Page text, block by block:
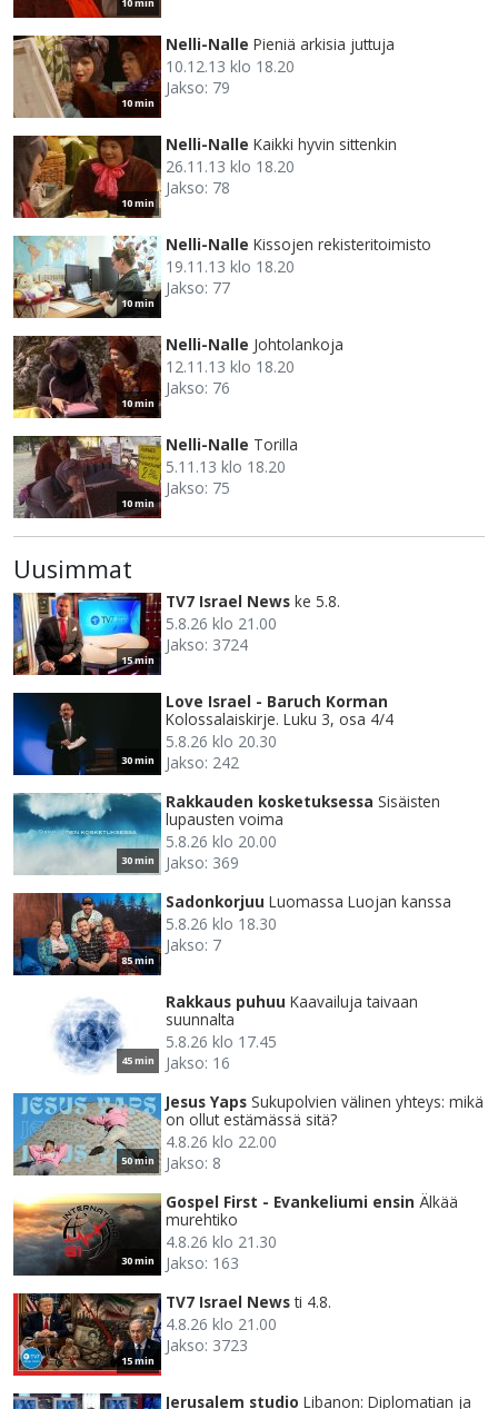
10 min
10 min
Nelli-Nalle Pieniä arkisia juttuja
10.12.13 klo 18.20
Jakso: 79
10 min
Nelli-Nalle Kaikki hyvin sittenkin
26.11.13 klo 18.20
Jakso: 78
10 min
Nelli-Nalle Kissojen rekisteritoimisto
19.11.13 klo 18.20
Jakso: 77
10 min
Nelli-Nalle Johtolankoja
12.11.13 klo 18.20
Jakso: 76
10 min
Nelli-Nalle Torilla
5.11.13 klo 18.20
Jakso: 75
Uusimmat
15 min
TV7 Israel News ke 5.8.
5.8.26 klo 21.00
Jakso: 3724
30 min
Love Israel - Baruch Korman
Kolossalaiskirje. Luku 3, osa 4/4
5.8.26 klo 20.30
Jakso: 242
30 min
Rakkauden kosketuksessa Sisäisten
lupausten voima
5.8.26 klo 20.00
Jakso: 369
85 min
Sadonkorjuu Luomassa Luojan kanssa
5.8.26 klo 18.30
Jakso: 7
45 min
Rakkaus puhuu Kaavailuja taivaan
suunnalta
5.8.26 klo 17.45
Jakso: 16
50 min
Jesus Yaps Sukupolvien välinen yhteys: mikä
on ollut estämässä sitä?
4.8.26 klo 22.00
Jakso: 8
30 min
Gospel First - Evankeliumi ensin Älkää
murehtiko
4.8.26 klo 21.30
Jakso: 163
15 min
TV7 Israel News ti 4.8.
4.8.26 klo 21.00
Jakso: 3723
Jerusalem studio Libanon: Diplomatian ja